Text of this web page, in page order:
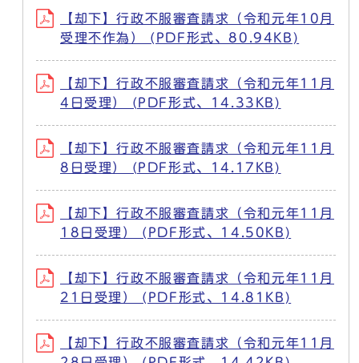
【却下】行政不服審査請求（令和元年10月
受理不作為） (PDF形式、80.94KB)
【却下】行政不服審査請求（令和元年11月
4日受理） (PDF形式、14.33KB)
【却下】行政不服審査請求（令和元年11月
8日受理） (PDF形式、14.17KB)
【却下】行政不服審査請求（令和元年11月
18日受理） (PDF形式、14.50KB)
【却下】行政不服審査請求（令和元年11月
21日受理） (PDF形式、14.81KB)
【却下】行政不服審査請求（令和元年11月